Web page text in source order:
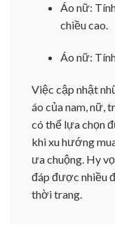
Áo nữ:
chiều cao.
Áo nữ:
Việc cập nhật
áo của nam, nữ,
có thể lựa chọn
khi xu hướng
ưa chuộng. Hy
đáp được nhiều
thời trang.